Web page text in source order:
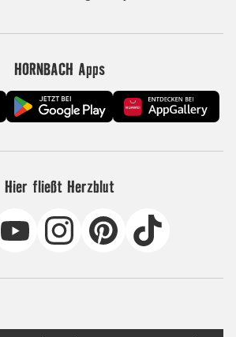
HORNBACH Apps
Hier fließt Herzblut